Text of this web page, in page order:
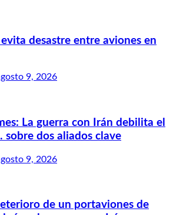
desastre entre aviones en
9, 2026
La guerra con Irán debilita el
sobre dos aliados clave
9, 2026
de un portaviones de